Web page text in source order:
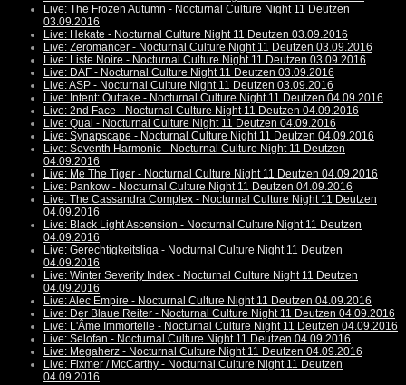
Live: The Frozen Autumn - Nocturnal Culture Night 11 Deutzen
03.09.2016
Live: Hekate - Nocturnal Culture Night 11 Deutzen 03.09.2016
Live: Zeromancer - Nocturnal Culture Night 11 Deutzen 03.09.2016
Live: Liste Noire - Nocturnal Culture Night 11 Deutzen 03.09.2016
Live: DAF - Nocturnal Culture Night 11 Deutzen 03.09.2016
Live: ASP - Nocturnal Culture Night 11 Deutzen 03.09.2016
Live: Intent: Outtake - Nocturnal Culture Night 11 Deutzen 04.09.2016
Live: 2nd Face - Nocturnal Culture Night 11 Deutzen 04.09.2016
Live: Qual - Nocturnal Culture Night 11 Deutzen 04.09.2016
Live: Synapscape - Nocturnal Culture Night 11 Deutzen 04.09.2016
Live: Seventh Harmonic - Nocturnal Culture Night 11 Deutzen
04.09.2016
Live: Me The Tiger - Nocturnal Culture Night 11 Deutzen 04.09.2016
Live: Pankow - Nocturnal Culture Night 11 Deutzen 04.09.2016
Live: The Cassandra Complex - Nocturnal Culture Night 11 Deutzen
04.09.2016
Live: Black Light Ascension - Nocturnal Culture Night 11 Deutzen
04.09.2016
Live: Gerechtigkeitsliga - Nocturnal Culture Night 11 Deutzen
04.09.2016
Live: Winter Severity Index - Nocturnal Culture Night 11 Deutzen
04.09.2016
Live: Alec Empire - Nocturnal Culture Night 11 Deutzen 04.09.2016
Live: Der Blaue Reiter - Nocturnal Culture Night 11 Deutzen 04.09.2016
Live: L'Âme Immortelle - Nocturnal Culture Night 11 Deutzen 04.09.2016
Live: Selofan - Nocturnal Culture Night 11 Deutzen 04.09.2016
Live: Megaherz - Nocturnal Culture Night 11 Deutzen 04.09.2016
Live: Fixmer / McCarthy - Nocturnal Culture Night 11 Deutzen
04.09.2016